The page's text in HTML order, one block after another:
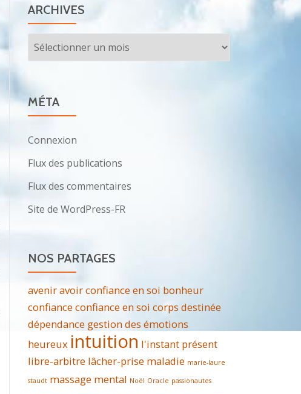
ARCHIVES
Archives
MÉTA
Connexion
Flux des publications
Flux des commentaires
Site de WordPress-FR
NOS PARTAGES
aveniravoir confiance en soi bonheur
confianceconfiance en soi corps destinée
dépendance gestion des émotions
heureux intuition l'instant présent
libre-arbitre lâcher-prise maladie marie-laure
staudt massage mental Noël Oracle passionautes